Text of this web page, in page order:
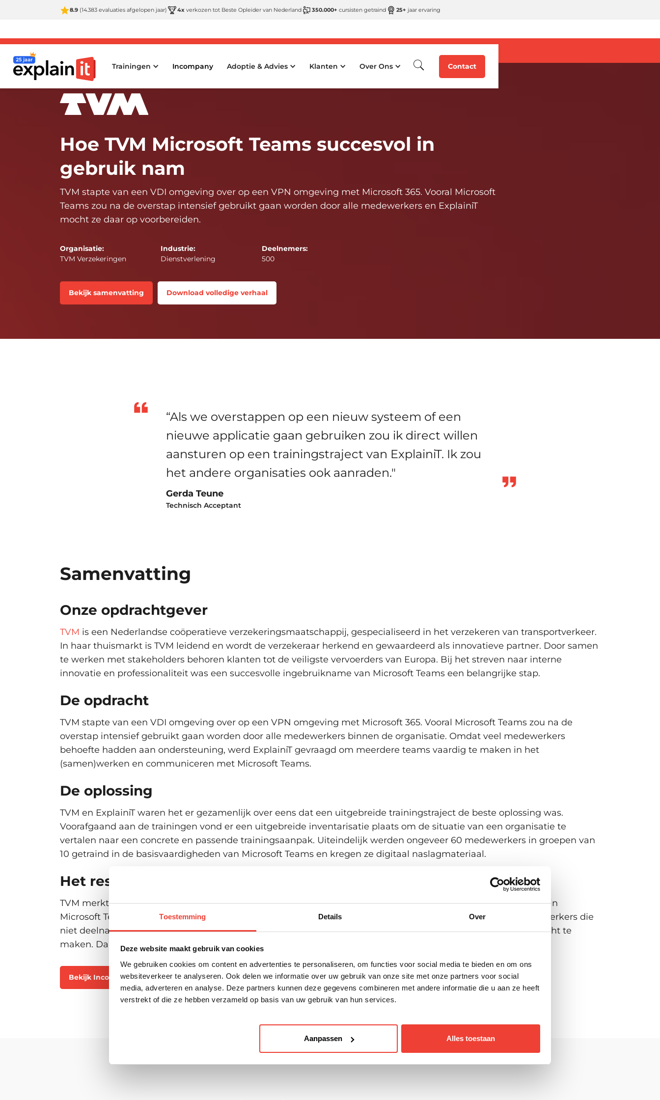
Toestemming Details Over
Deze website maakt gebruik van cookies
We gebruiken cookies om content en advertenties te personaliseren, om functies voor social media te bieden en om ons
websiteverkeer te analyseren. Ook delen we informatie over uw gebruik van onze site met onze partners voor social
media, adverteren en analyse. Deze partners kunnen deze gegevens combineren met andere informatie die u aan ze heeft
verstrekt of die ze hebben verzameld op basis van uw gebruik van hun services.
Aanpassen Alles toestaan
8.9 (14.383 evaluaties afgelopen jaar) 4x verkozen tot Beste Opleider van Nederland 350.000+ cursisten getraind 25+ jaar ervaring
Trainingen Incompany Adoptie & Advies Klanten Over Ons Contact
Hoe TVM Microsoft Teams succesvol in
gebruik nam
TVM stapte van een VDI omgeving over op een VPN omgeving met Microsoft 365. Vooral Microsoft
Teams zou na de overstap intensief gebruikt gaan worden door alle medewerkers en ExplainiT
mocht ze daar op voorbereiden.
Organisatie: Industrie:
Deelnemers:
TVM Verzekeringen
Dienstverlening 500
Bekijk samenvatting Download volledige verhaal
“Als we overstappen op een nieuw systeem of een
nieuwe applicatie gaan gebruiken zou ik direct willen
aansturen op een trainingstraject van ExplainiT. Ik zou
het andere organisaties ook aanraden."
Gerda Teune
Technisch Acceptant
Samenvatting
Onze opdrachtgever
TVM is een Nederlandse coöperatieve verzekeringsmaatschappij, gespecialiseerd in het verzekeren van transportverkeer.
In haar thuismarkt is TVM leidend en wordt de verzekeraar herkend en gewaardeerd als innovatieve partner. Door samen
te werken met stakeholders behoren klanten tot de veiligste vervoerders van Europa. Bij het streven naar interne
innovatie en professionaliteit was een succesvolle ingebruikname van Microsoft Teams een belangrijke stap.
De opdracht
TVM stapte van een VDI omgeving over op een VPN omgeving met Microsoft 365. Vooral Microsoft Teams zou na de
overstap intensief gebruikt gaan worden door alle medewerkers binnen de organisatie. Omdat veel medewerkers
behoefte hadden aan ondersteuning, werd ExplainiT gevraagd om meerdere teams vaardig te maken in het
(samen)werken en communiceren met Microsoft Teams.
De oplossing
TVM en ExplainiT waren het er gezamenlijk over eens dat een uitgebreide trainingstraject de beste oplossing was.
Voorafgaand aan de trainingen vond er een uitgebreide inventarisatie plaats om de situatie van een organisatie te
vertalen naar een concrete en passende trainingsaanpak. Uiteindelijk werden ongeveer 60 medewerkers in groepen van
10 getraind in de basisvaardigheden van Microsoft Teams en kregen ze digitaal naslagmateriaal.
Het resultaat
TVM merkt dat de medewerkers die hebben deelgenomen aan he trainingstraject zich inmiddels thuis voelen in
Microsoft Teams, over de juiste kennis beschikken en er effectief gebruik van maken. Het contrast met medewerkers die
niet deelnamen aan de trainingen is duidelijk te zien, evenals de behoefte om de training voor iedereen verplicht te
maken. Daarnaast waren alle deelnemers erg enthousiast over de trainingsinhoud en de ervaren trainer.
Bekijk Incompany mogelijkheden Neem contact op